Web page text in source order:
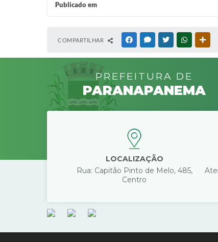
Publicado em
COMPARTILHAR FACEBOOKMESSENGER
TWITTERWHATSAPP
PREFEITURA DE
PARANAPANEMA
LOCALIZAÇÃO
Rua: Capitão Pinto de Melo, 485,
Centro